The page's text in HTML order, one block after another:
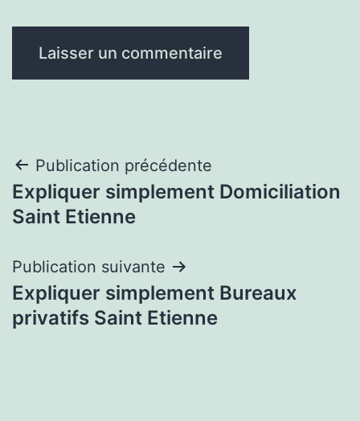
Navigation
de
Publication précédente
Expliquer simplement Domiciliation
Saint Etienne
Publication suivante
Expliquer simplement Bureaux
privatifs Saint Etienne